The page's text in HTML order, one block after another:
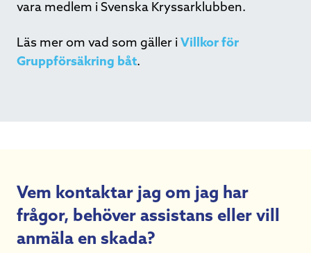
vara medlem i Svenska Kryssarklubben.
Läs mer om vad som gäller i Villkor för
Gruppförsäkring båt.
Vem kontaktar jag om jag har
frågor, behöver assistans eller vill
anmäla en skada?